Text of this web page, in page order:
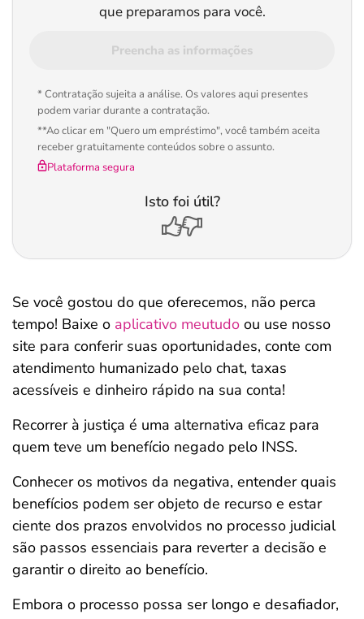
que preparamos para você.
Preencha as informações
* Contratação sujeita a análise. Os valores aqui presentes
podem variar durante a contratação.
**Ao clicar em "Quero um empréstimo", você também aceita
receber gratuitamente conteúdos sobre o assunto.
Plataforma segura
Isto foi útil?
Se você gostou do que oferecemos, não perca
tempo! Baixe o aplicativo meutudo ou use nosso
site para conferir suas oportunidades, conte com
atendimento humanizado pelo chat, taxas
acessíveis e dinheiro rápido na sua conta!
Recorrer à justiça é uma alternativa eficaz para
quem teve um benefício negado pelo INSS.
Conhecer os motivos da negativa, entender quais
benefícios podem ser objeto de recurso e estar
ciente dos prazos envolvidos no processo judicial
são passos essenciais para reverter a decisão e
garantir o direito ao benefício.
Embora o processo possa ser longo e desafiador,